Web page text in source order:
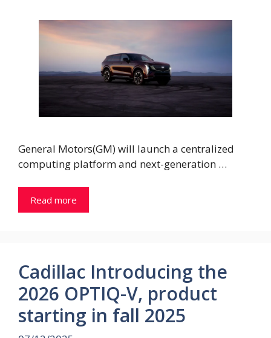
General Motors(GM) will launch a centralized
computing platform and next-generation …
Read more
Cadillac Introducing the
2026 OPTIQ-V, product
starting in fall 2025